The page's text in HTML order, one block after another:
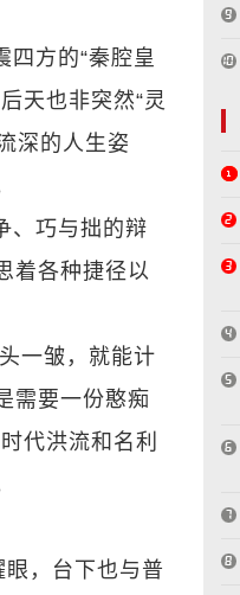
方的“秦腔皇
天也非突然“灵
深的人生姿
、巧与拙的辩
着各种捷径以
一皱，就能计
需要一份憨痴
代洪流和名利
，台下也与普